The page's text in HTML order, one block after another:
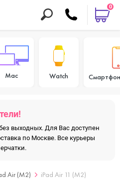
0
Mac Watch
выходных. Для Вас доступен
по Москве. Все курьеры
Air (M2) iPad Air 11 (M2)